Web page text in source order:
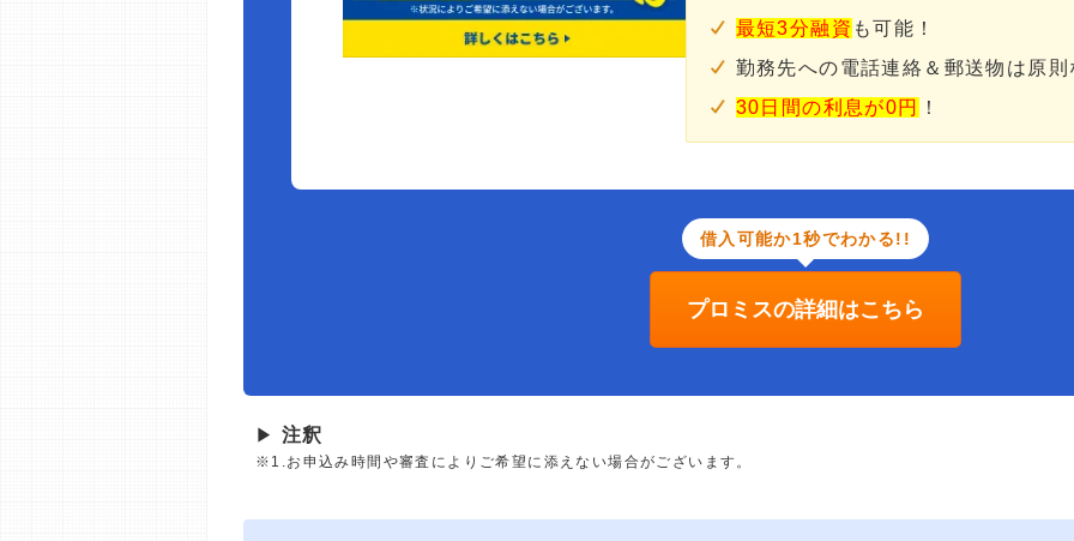
最短3分融資 も可能！
勤務先への電話連絡＆郵送物は原則
30日間の利息が0円
！
借入可能か1秒でわかる!!
プロミスの詳細はこちら
▶ 注釈
※1.お申込み時間や審査によりご希望に添えない場合がございます。